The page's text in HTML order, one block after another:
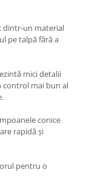
dintr-un material
pe talpă fără a
mici detalii
mai bun al
conice
rapidă și
pentru o